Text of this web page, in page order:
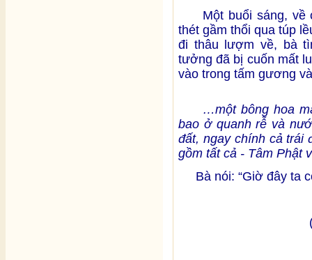
Một buổi sáng, về
thét gầm thổi qua túp
đi thâu lượm về, bà
tưởng đã bị cuốn mất
vào trong tấm gương
…một bông hoa
bao ở quanh rễ và
đất, ngay chính cả trái
gồm tất cả - Tâm Phật
Bà nói: “Giờ đây ta